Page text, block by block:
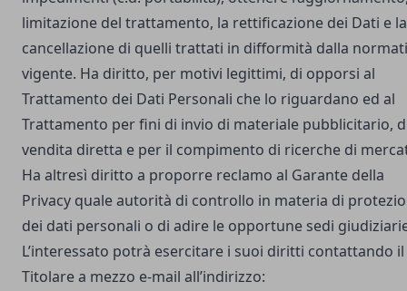
limitazione del trattamento, la rettificazione dei Dati e la
cancellazione di quelli trattati in difformità dalla
vigente. Ha diritto, per motivi legittimi, di opporsi al
Trattamento dei Dati Personali che lo riguardano ed al
Trattamento per fini di invio di materiale pubblicitario,
vendita diretta e per il compimento di ricerche di
Ha altresì diritto a proporre reclamo al Garante della
Privacy quale autorità di controllo in materia di
dei dati personali o di adire le opportune sedi
L’interessato potrà esercitare i suoi diritti contattando il
Titolare a mezzo e-mail all’indirizzo: